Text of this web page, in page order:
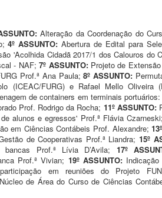
Alteração da Coordenação do
4º ASSUNTO:Abertura de Edital para
'Acolhida Cidadã 2017/1 dos Calouros do
- NAF;7º ASSUNTO: Projeto de
Prof.ª Ana Paula;8º ASSUNTO:
(ICEAC/FURG) e Rafael Mello Oliveira
de containers em terminais
Prof. Rodrigo da Rocha; 11º ASSUNTO:
alunos e egressos' Prof.ª Flávia Czarneski;
em Ciências Contábeis Prof. Alexandre;
de Cooperativas Prof.ª Liandra;15º
Prof.ª Lívia D’Avila; 17º
Prof.ª Vivian; 19º ASSUNTO:
em reuniões do Projeto
de Área do Curso de Ciências